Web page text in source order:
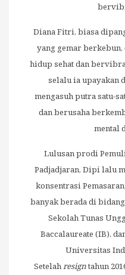
Diana Fitri, biasa
yang gemar
hidup sehat dan
selalu ia upayakan
mengasuh putra satu-
dan berusaha
mental
Lulusan prodi
Padjadjaran, Dipi lalu
konsentrasi
banyak berada di
Sekolah Tunas
Baccalaureate (IB),
Universitas
Setelahresigntahun